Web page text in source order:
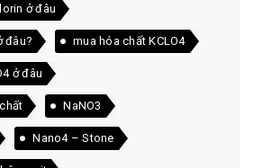
ở đâu
đâu? mua hóa chất KCLO4
ở đâu
NaNO3
Nano4 – Stone